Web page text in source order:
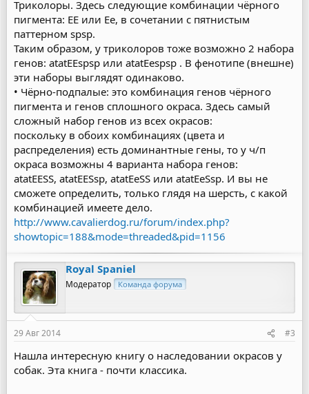
Триколоры. Здесь следующие комбинации чёрного
пигмента: EE или Ee, в сочетании с пятнистым
паттерном spsp.
Таким образом, у триколоров тоже возможно 2 набора
генов: atatEEspsp или atatEespsp . В фенотипе (внешне)
эти наборы выглядят одинаково.
• Чёрно-подпалые: это комбинация генов чёрного
пигмента и генов сплошного окраса. Здесь самый
сложный набор генов из всех окрасов:
поскольку в обоих комбинациях (цвета и
распределения) есть доминантные гены, то у ч/п
окраса возможны 4 варианта набора генов:
atatEESS, atatEESsp, atatEeSS или atatEeSsp. И вы не
сможете определить, только глядя на шерсть, с какой
комбинацией имеете дело.
http://www.cavalierdog.ru/forum/index.php?
showtopic=188&mode=threaded&pid=1156
Royal Spaniel
Модератор Команда форума
29 Авг 2014 #3
Нашла интересную книгу о наследовании окрасов у
собак. Эта книга - почти классика.